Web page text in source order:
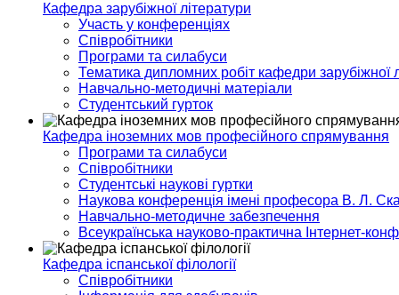
Кафедра зарубіжної літератури
Участь у конференціях
Співробітники
Програми та силабуси
Тематика дипломних робіт кафедри зарубіжної
Навчально-методичні матеріали
Студентський гурток
Кафедра іноземних мов професійного спрямування
Програми та силабуси
Співробітники
Студентські наукові гуртки
Наукова конференція імені професора В. Л.
Навчально-методичне забезпечення
Всеукраїнська науково-практична Інтернет-
Кафедра іспанської філології
Співробітники